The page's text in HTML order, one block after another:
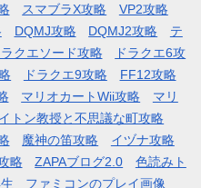
スマブラX攻略
VP2攻略
DQMJ攻略 DQMJ2攻略
テ
ラクエソード攻略
ドラクエ6攻
ドラクエ9攻略
FF12攻略
マリオカートWii攻略
マリ
トン教授と不思議な町攻略
魔神の笛攻略
イヅナ攻略
略 ZAPAブログ2.0
色読みト
ファミコンのプレイ画像